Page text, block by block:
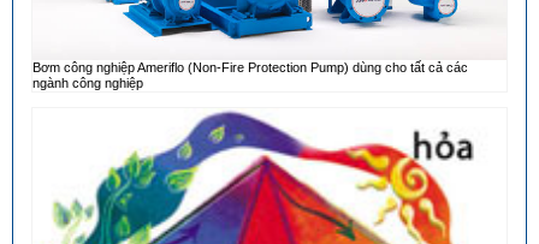
Bơm công nghiệp Ameriflo (Non-Fire Protection Pump) dùng cho tất cả các
ngành công nghiệp